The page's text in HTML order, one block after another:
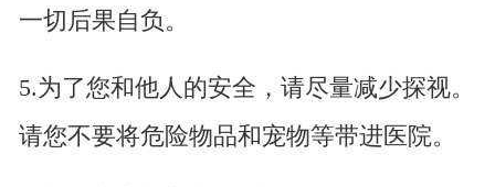
一切后果自负。
5.为了您和他人的安全，请尽量减少探视。
请您不要将危险物品和宠物等带进医院。